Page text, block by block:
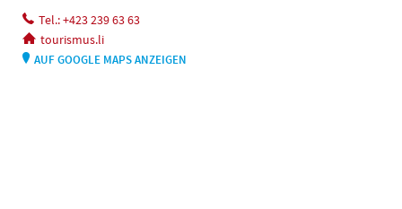
Tel.: +423 239 63 63
tourismus.li
AUF GOOGLE MAPS ANZEIGEN